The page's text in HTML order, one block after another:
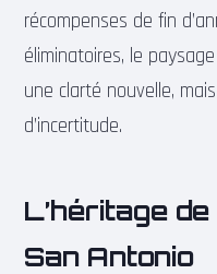
récompenses de fin
éliminatoires, le
une clarté nouvelle,
d’incertitude.
L’héritage
San Antonio